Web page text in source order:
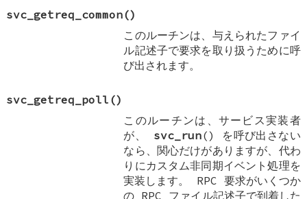
svc_getreq_common()
このルーチンは、与えられたファイ
ル記述子で要求を取り扱うために呼
び出されます。
svc_getreq_poll ()
このルーチンは、サービス実装者
が、 svc_run() を呼び出さない
なら、関心だけがありますが、代わ
りにカスタム非同期イベント処理を
実装します。 RPC 要求がいくつか
の RPC ファイル記述子で到着した